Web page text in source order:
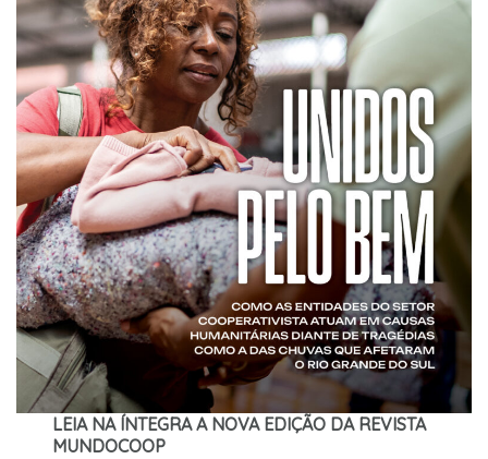
LEIA NA ÍNTEGRA A NOVA EDIÇÃO DA REVISTA
MUNDOCOOP